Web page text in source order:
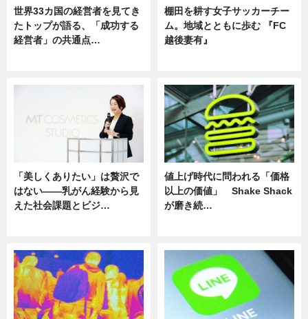
世界33カ国の経営者を見てき
たトップが語る、「成功する
経営者」の共通点…
棚田を耕す女子サッカーチー
ム。地域とともに歩む 『FC
越後妻有』
「美しくありたい」は贅沢で
はない――乳がん経験から見
えた社会課題とビジ…
値上げ時代に問われる「価格
以上の価値」 Shake Shack
が磨き続…